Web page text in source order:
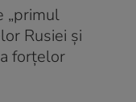
„primul
Rusiei și
forțelor